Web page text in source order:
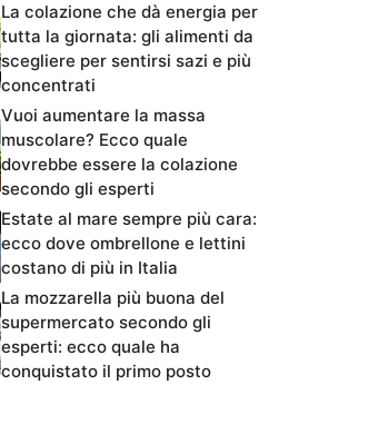
La colazione che dà energia per
tutta la giornata: gli alimenti da
scegliere per sentirsi sazi e più
concentrati
Vuoi aumentare la massa
muscolare? Ecco quale
dovrebbe essere la colazione
secondo gli esperti
Estate al mare sempre più cara:
ecco dove ombrellone e lettini
costano di più in Italia
La mozzarella più buona del
supermercato secondo gli
esperti: ecco quale ha
conquistato il primo posto